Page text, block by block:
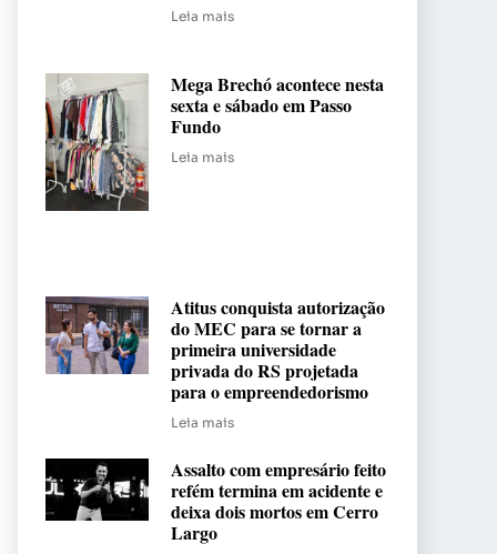
Leia mais
Mega Brechó acontece nesta
sexta e sábado em Passo
Fundo
Leia mais
Atitus conquista autorização
do MEC para se tornar a
primeira universidade
privada do RS projetada
para o empreendedorismo
Leia mais
Assalto com empresário feito
refém termina em acidente e
deixa dois mortos em Cerro
Largo